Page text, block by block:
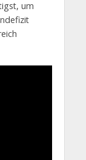
um